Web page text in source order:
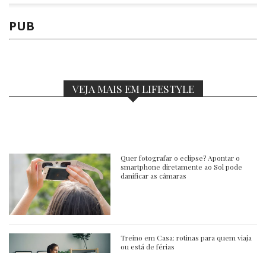
PUB
VEJA MAIS EM LIFESTYLE
Quer fotografar o eclipse? Apontar o
smartphone diretamente ao Sol pode
danificar as câmaras
Treino em Casa: rotinas para quem viaja
ou está de férias